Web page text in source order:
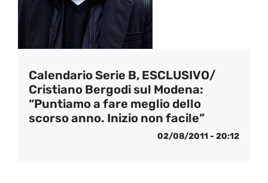
Calendario Serie B, ESCLUSIVO/
Cristiano Bergodi sul Modena:
“Puntiamo a fare meglio dello
scorso anno. Inizio non facile”
02/08/2011 - 20:12